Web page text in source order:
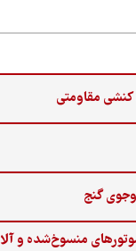
مقاومتی
گنج‌
منسوخ‌شده و